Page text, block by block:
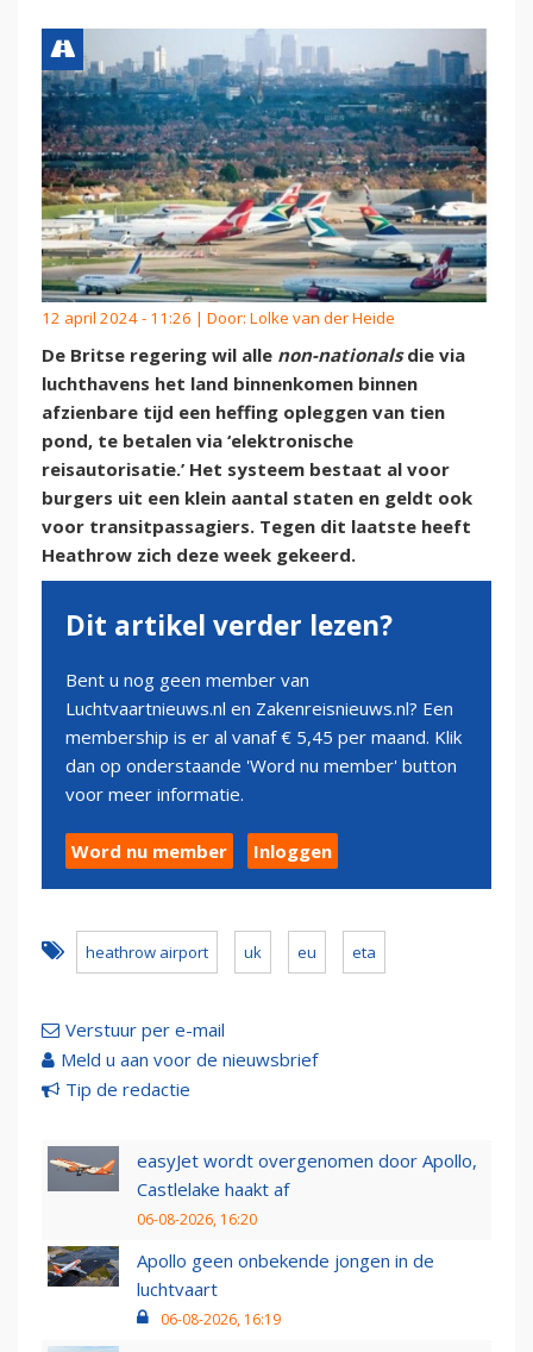
12 april 2024 - 11:26 | Door: Lolke van der Heide
De Britse regering wil alle non-nationalsdie via
luchthavens het land binnenkomen binnen
afzienbare tijd een heffing opleggen van tien
pond, te betalen via ‘elektronische
reisautorisatie.’ Het systeem bestaat al voor
burgers uit een klein aantal staten en geldt ook
voor transitpassagiers. Tegen dit laatste heeft
Heathrow zich deze week gekeerd.
Dit artikel verder lezen?
Bent u nog geen member van
Luchtvaartnieuws.nl en Zakenreisnieuws.nl? Een
membership is er al vanaf € 5,45 per maand. Klik
dan op onderstaande 'Word nu member' button
voor meer informatie.
Word nu member Inloggen
heathrow airport uk eu eta
Verstuur per e-mail
Meld u aan voor de nieuwsbrief
Tip de redactie
easyJet wordt overgenomen door Apollo,
Castlelake haakt af
06-08-2026, 16:20
Apollo geen onbekende jongen in de
luchtvaart
06-08-2026, 16:19